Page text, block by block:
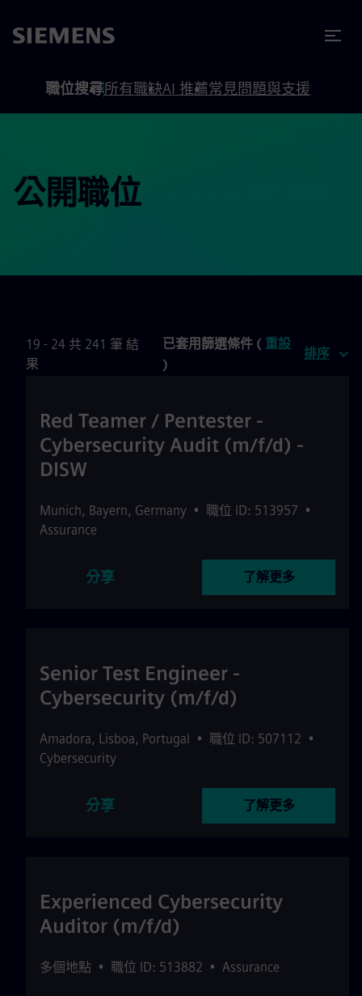
職位搜尋所有職缺AI 推薦常見問題與支援
公開職位
19 - 24 共 241 筆 結
果
已套用篩選條件 ( 重設
)
排序
Red Teamer / Pentester -
Cybersecurity Audit (m/f/d) -
DISW
Munich, Bayern, Germany • 職位 ID: 513957 •
Assurance
分享 了解更多
Senior Test Engineer -
Cybersecurity (m/f/d)
Amadora, Lisboa, Portugal • 職位 ID: 507112 •
Cybersecurity
分享 了解更多
Experienced Cybersecurity
Auditor (m/f/d)
多個地點 • 職位 ID: 513882 • Assurance